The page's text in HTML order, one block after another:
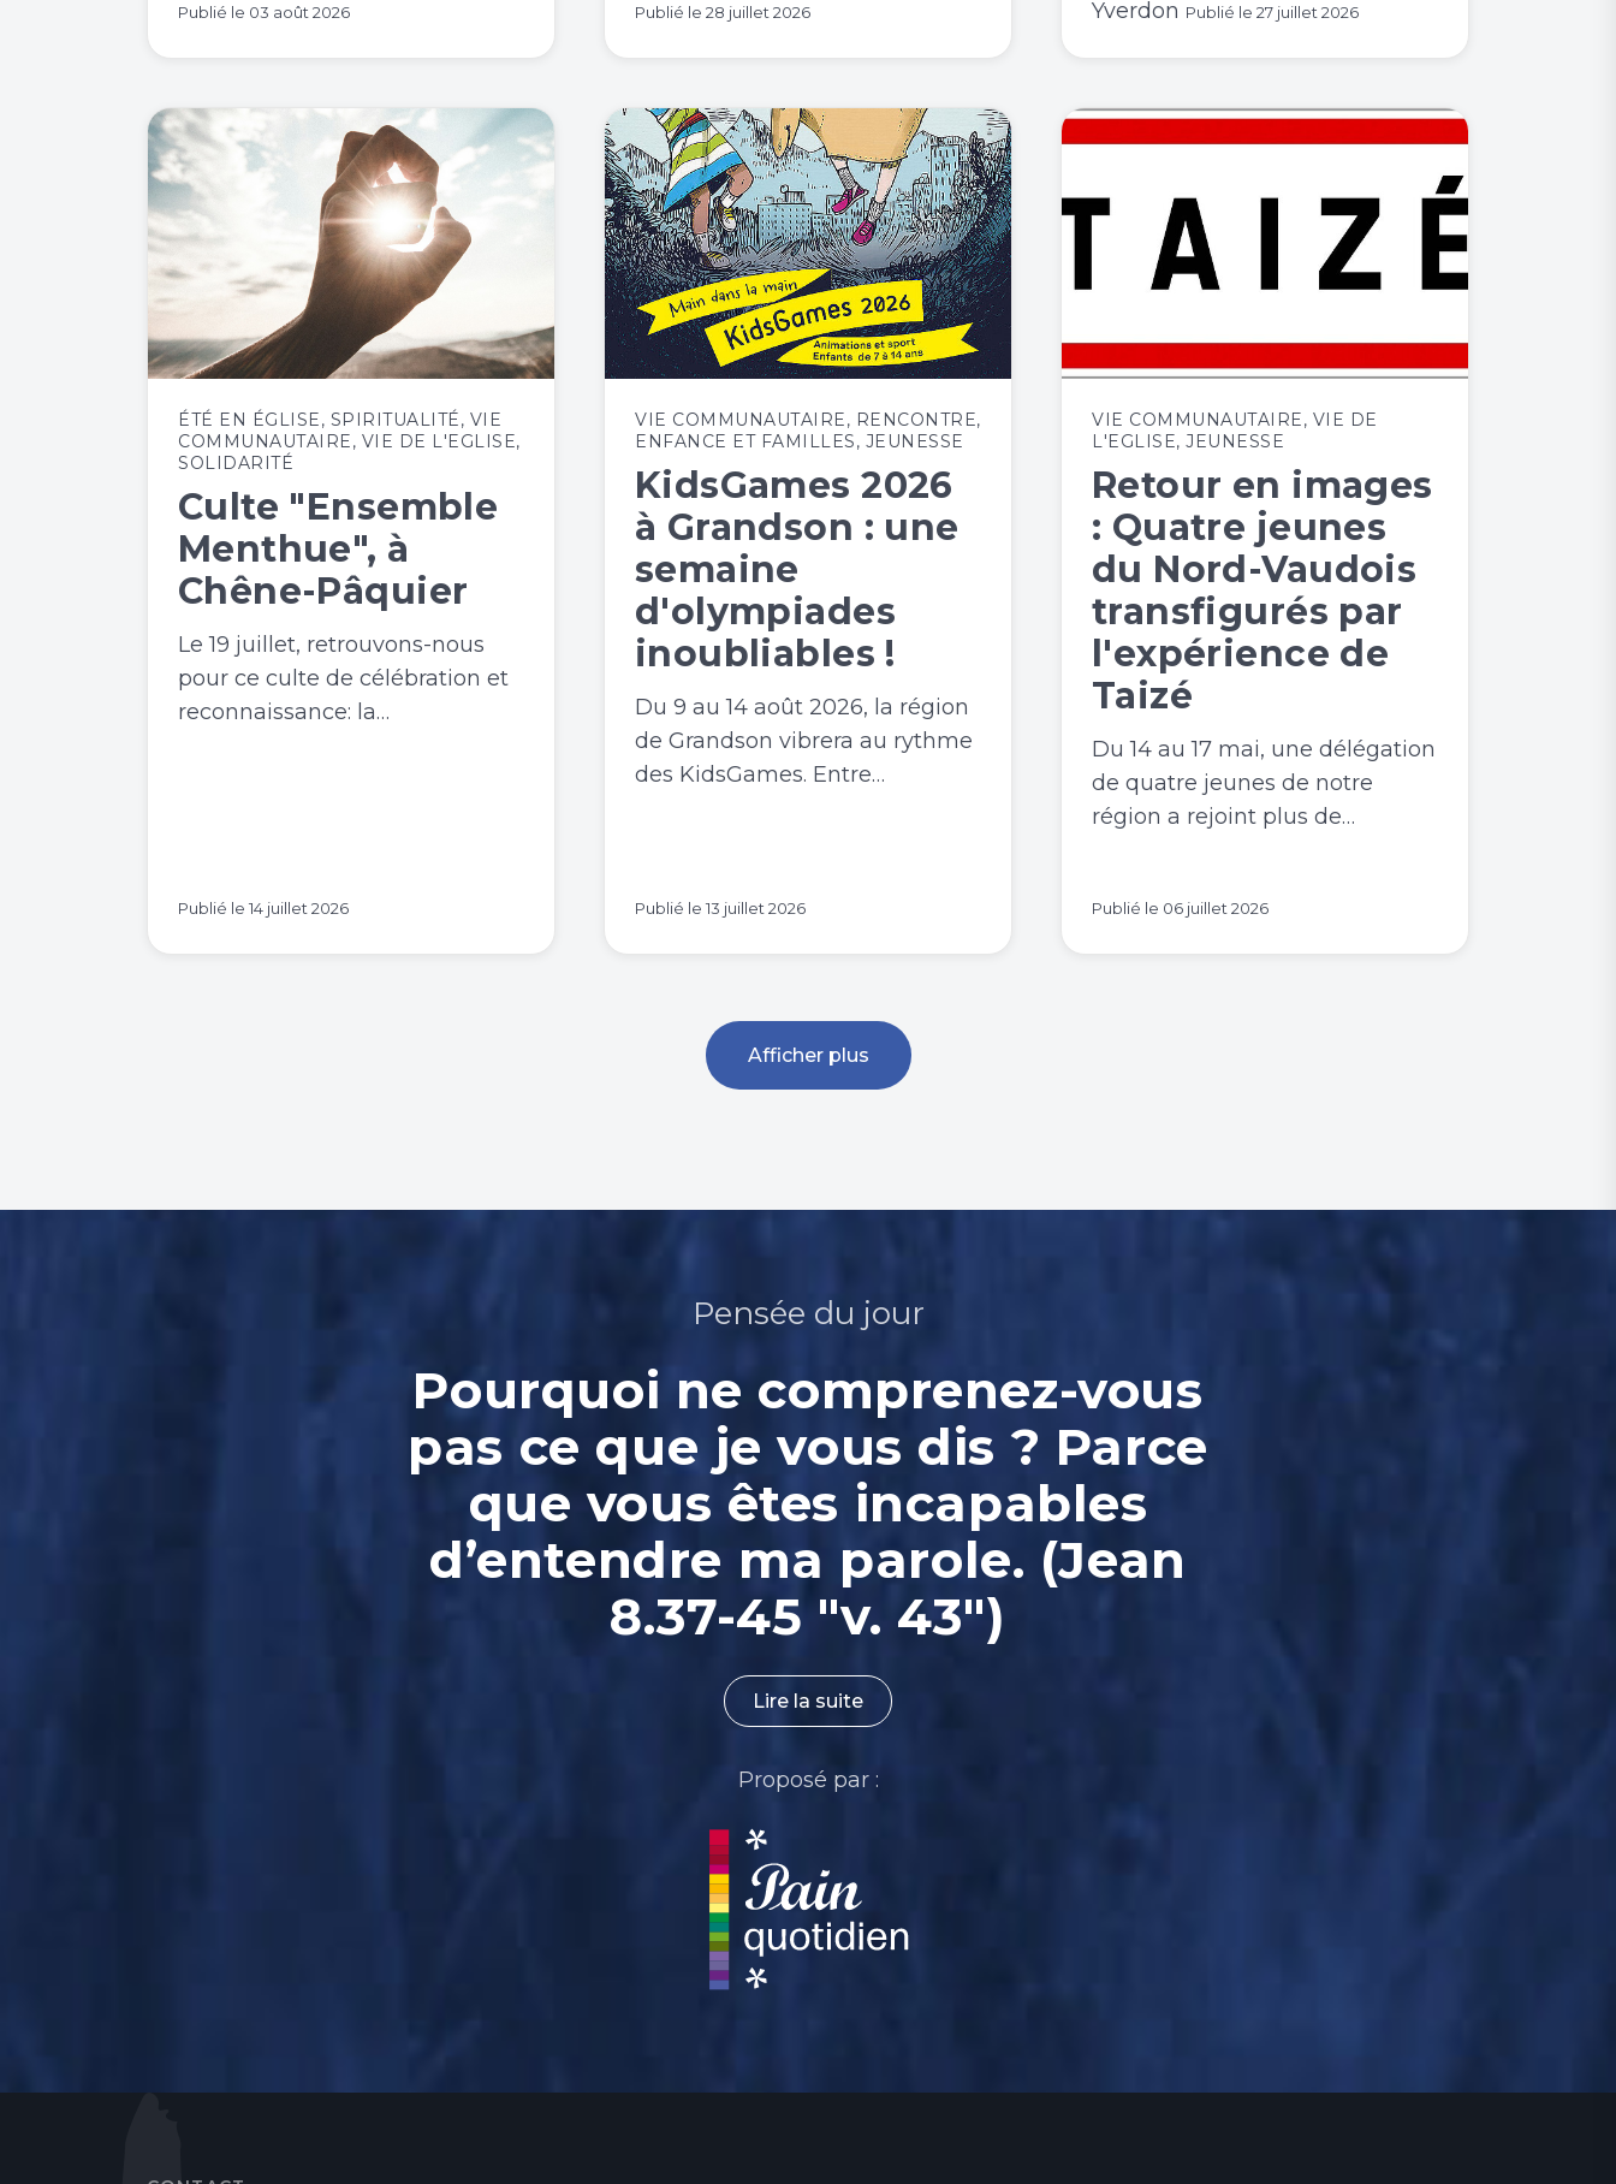
Publié le 03 août 2026 Publié le 28 juillet 2026
Yverdon Publié le 27 juillet 2026
ÉTÉ EN ÉGLISE, SPIRITUALITÉ, VIE
COMMUNAUTAIRE, VIE DE L'EGLISE,
SOLIDARITÉ
Culte "Ensemble
Menthue", à
Chêne-Pâquier
Le 19 juillet, retrouvons-nous
pour ce culte de célébration et
reconnaissance: la…
Publié le 14 juillet 2026
VIE COMMUNAUTAIRE, RENCONTRE,
ENFANCE ET FAMILLES, JEUNESSE
KidsGames 2026
à Grandson : une
semaine
d'olympiades
inoubliables !
Du 9 au 14 août 2026, la région
de Grandson vibrera au rythme
des KidsGames. Entre…
Publié le 13 juillet 2026
VIE COMMUNAUTAIRE, VIE DE
L'EGLISE, JEUNESSE
Retour en images
: Quatre jeunes
du Nord-Vaudois
transfigurés par
l'expérience de
Taizé
Du 14 au 17 mai, une délégation
de quatre jeunes de notre
région a rejoint plus de…
Publié le 06 juillet 2026
Afficher plus
Pensée du jour
Pourquoi ne comprenez-vous
pas ce que je vous dis ? Parce
que vous êtes incapables
d’entendre ma parole. (Jean
8.37-45 "v. 43")
Lire la suite
Proposé par :